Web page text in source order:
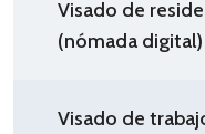
Visado de
(nómada digital)
Visado de